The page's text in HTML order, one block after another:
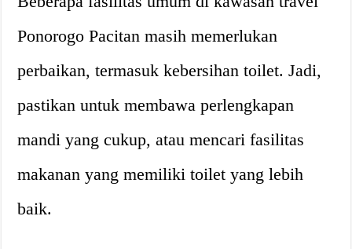
Ponorogo Pacitan masih memerlukan
perbaikan, termasuk kebersihan toilet. Jadi,
pastikan untuk membawa perlengkapan
mandi yang cukup, atau mencari fasilitas
makanan yang memiliki toilet yang lebih
baik.